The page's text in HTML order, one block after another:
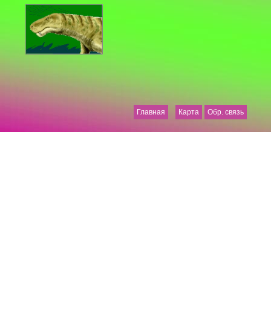
Главная Карта Обр. связь